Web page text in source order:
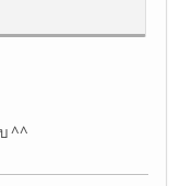
^^